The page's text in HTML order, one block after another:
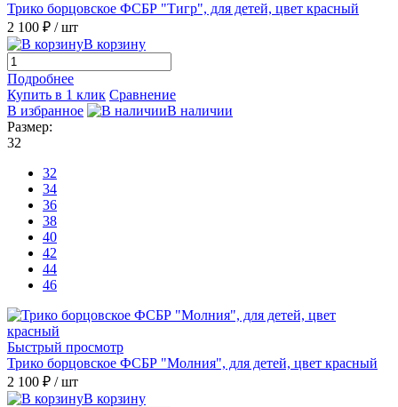
Трико борцовское ФСБР "Тигр", для детей, цвет красный
2 100 ₽ / шт
В корзину
Подробнее
Купить в 1 клик Сравнение
В избранное
В наличии
Размер:
32
32
34
36
38
40
42
44
46
Быстрый просмотр
Трико борцовское ФСБР "Молния", для детей, цвет красный
2 100 ₽ / шт
В корзину